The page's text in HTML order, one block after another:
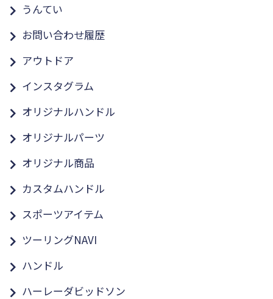
うんてい
お問い合わせ履歴
アウトドア
インスタグラム
オリジナルハンドル
オリジナルパーツ
オリジナル商品
カスタムハンドル
スポーツアイテム
ツーリングNAVI
ハンドル
ハーレーダビッドソン